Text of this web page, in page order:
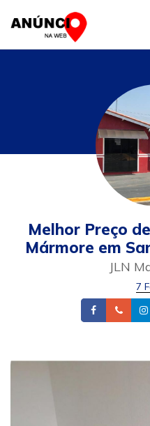
Melhor Preço
Mármore em
JLN
7
Facebook